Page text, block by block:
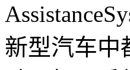
新型汽车中